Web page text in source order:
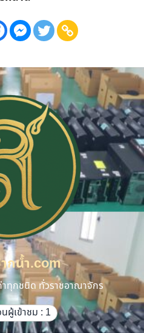
กน้ำ.com
ทุกชนิด ทั่วราชอาณาจักร
ผู้เข้าชม : 1